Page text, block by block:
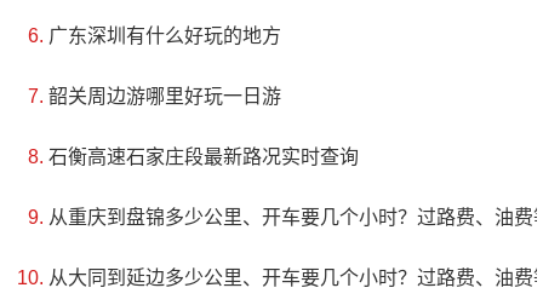
元、明、清各个朝代的维修保护，现在已成为了一个重
点文物保护单位，也是西安市旅游十大景观之一。全寺
伊斯兰文化和中国文化相融合的历史背景具有很高的价
广东深圳有什么好玩的地方
韶关周边游哪里好玩一日游
石衡高速石家庄段最新路况实时查询
从重庆到盘锦多少公里、开车要几个小时？过路费、油费
从大同到延边多少公里、开车要几个小时？过路费、油费